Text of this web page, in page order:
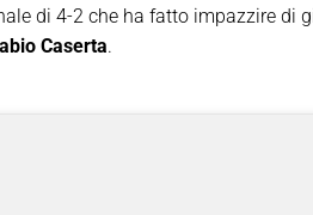
di 4-2 che ha fatto impazzire di
Caserta.